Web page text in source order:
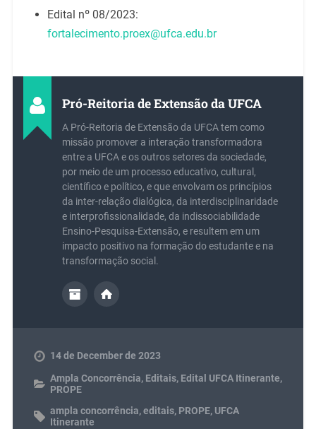
Edital nº 08/2023:
fortalecimento.proex@ufca.edu.br
Pró-Reitoria de Extensão da UFCA
A Pró-Reitoria de Extensão da UFCA tem como
missão promover a interação transformadora
entre a UFCA e os outros setores da sociedade,
por meio de um processo educativo, cultural,
científico e político, e que envolvam os princípios
da inter-relação dialógica, da interdisciplinaridade
e interprofissionalidade, da indissociabilidade
Ensino-Pesquisa-Extensão, e resultem em um
impacto positivo na formação do estudante e na
transformação social.
14 de December de 2023
Ampla Concorrência, Editais, Edital UFCA Itinerante,
PROPE
ampla concorrência,editais, PROPE, UFCA
Itinerante